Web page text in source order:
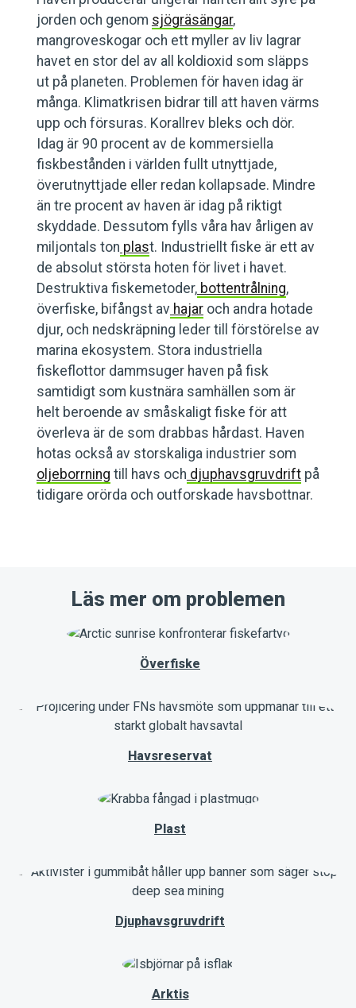
jorden och genom sjögräsängar,
mangroveskogar och ett myller av liv lagrar
havet en stor del av all koldioxid som släpps
ut på planeten. Problemen för haven idag är
många. Klimatkrisen bidrar till att haven värms
upp och försuras. Korallrev bleks och dör.
Idag är 90 procent av de kommersiella
fiskbestånden i världen fullt utnyttjade,
överutnyttjade eller redan kollapsade. Mindre
än tre procent av haven är idag på riktigt
skyddade. Dessutom fylls våra hav årligen av
miljontals ton plast. Industriellt fiske är ett av
de absolut största hoten för livet i havet.
Destruktiva fiskemetoder,bottentrålning,
överfiske, bifångst av hajaroch andra hotade
djur, och nedskräpning leder till förstörelse av
marina ekosystem. Stora industriella
fiskeflottor dammsuger haven på fisk
samtidigt som kustnära samhällen som är
helt beroende av småskaligt fiske för att
överleva är de som drabbas hårdast. Haven
hotas också av storskaliga industrier som
oljeborrning till havs och djuphavsgruvdriftpå
tidigare orörda och outforskade havsbottnar.
Läs mer om problemen
Överfiske
Havsreservat
Plast
Djuphavsgruvdrift
Arktis